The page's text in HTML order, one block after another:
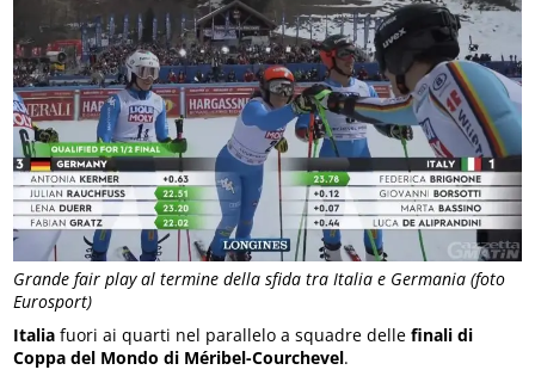
Grande fair play al termine della sfida tra Italia e Germania (foto
Eurosport)
Italia fuori ai quarti nel parallelo a squadre dellefinali di
Coppa del Mondo di Méribel-Courchevel.